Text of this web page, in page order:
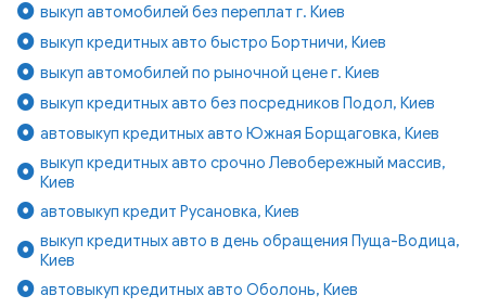
выкуп автомобилей без переплат г. Киев
выкуп кредитных авто быстро Бортничи, Киев
выкуп автомобилей по рыночной цене г. Киев
выкуп кредитных авто без посредников Подол, Киев
автовыкуп кредитных авто Южная Борщаговка, Киев
выкуп кредитных авто срочно Левобережный массив,
Киев
автовыкуп кредит Русановка, Киев
выкуп кредитных авто в день обращения Пуща-Водица,
Киев
автовыкуп кредитных авто Оболонь, Киев